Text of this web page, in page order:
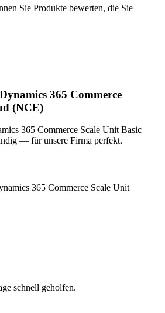
Sie Produkte bewerten, die Sie
365 Commerce
(NCE)
365 Commerce Scale Unit Basic
— für unsere Firma perfekt.
365 Commerce Scale Unit
schnell geholfen.